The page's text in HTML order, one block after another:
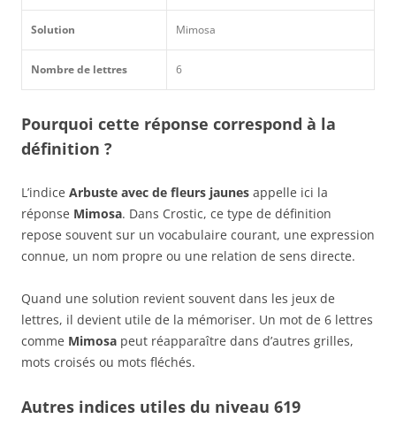
Solution Mimosa
Nombre de lettres 6
Pourquoi cette réponse correspond à la
définition ?
L’indice Arbuste avec de fleurs jaunes appelle ici la
réponse Mimosa. Dans Crostic, ce type de définition
repose souvent sur un vocabulaire courant, une expression
connue, un nom propre ou une relation de sens directe.
Quand une solution revient souvent dans les jeux de
lettres, il devient utile de la mémoriser. Un mot de 6 lettres
comme Mimosa peut réapparaître dans d’autres grilles,
mots croisés ou mots fléchés.
Autres indices utiles du niveau 619